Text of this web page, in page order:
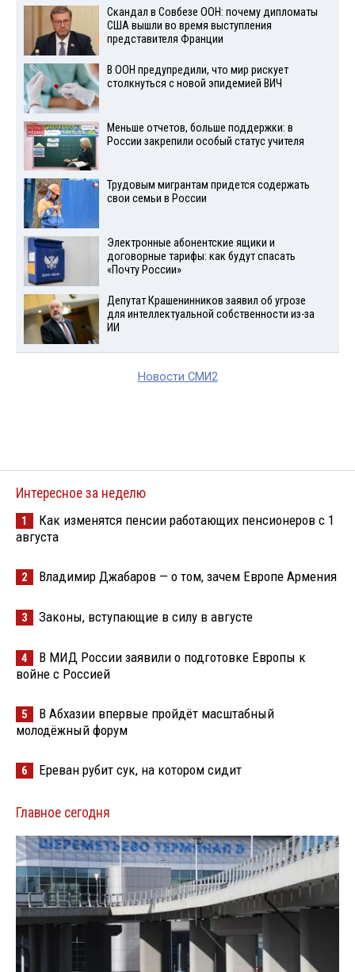
Скандал в Совбезе ООН: почему дипломаты
США вышли во время выступления
представителя Франции
В ООН предупредили, что мир рискует
столкнуться с новой эпидемией ВИЧ
Меньше отчетов, больше поддержки: в
России закрепили особый статус учителя
Трудовым мигрантам придется содержать
свои семьи в России
Электронные абонентские ящики и
договорные тарифы: как будут спасать
«Почту России»
Депутат Крашенинников заявил об угрозе
для интеллектуальной собственности из-за
ИИ
Новости СМИ2
Интересное за неделю
1
Как изменятся пенсии работающих пенсионеров с 1
августа
2 Владимир Джабаров — о том, зачем Европе Армения
3 Законы, вступающие в силу в августе
4
В МИД России заявили о подготовке Европы к
войне с Россией
5
В Абхазии впервые пройдёт масштабный
молодёжный форум
6 Ереван рубит сук, на котором сидит
Главное сегодня